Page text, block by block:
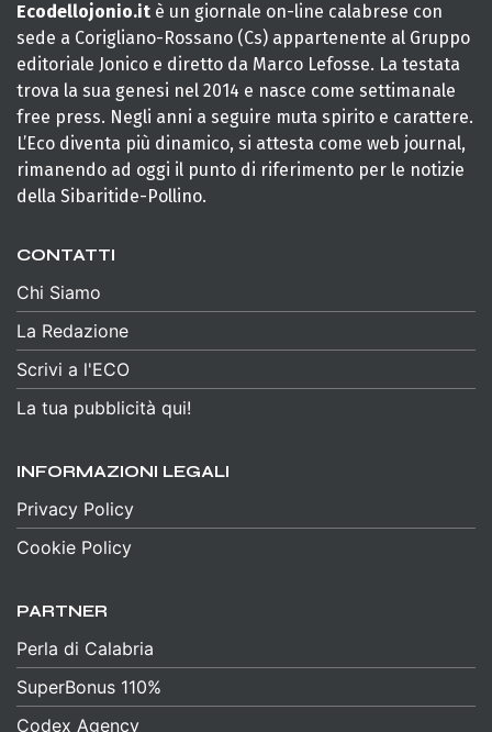
Ecodellojonio.it è un giornale on-line calabrese con
sede a Corigliano-Rossano (Cs) appartenente al Gruppo
editoriale Jonico e diretto da Marco Lefosse. La testata
trova la sua genesi nel 2014 e nasce come settimanale
free press. Negli anni a seguire muta spirito e carattere.
L’Eco diventa più dinamico, si attesta come web journal,
rimanendo ad oggi il punto di riferimento per le notizie
della Sibaritide-Pollino.
CONTATTI
Chi Siamo
La Redazione
Scrivi a l'ECO
La tua pubblicità qui!
INFORMAZIONI LEGALI
Privacy Policy
Cookie Policy
PARTNER
Perla di Calabria
SuperBonus 110%
Codex Agency